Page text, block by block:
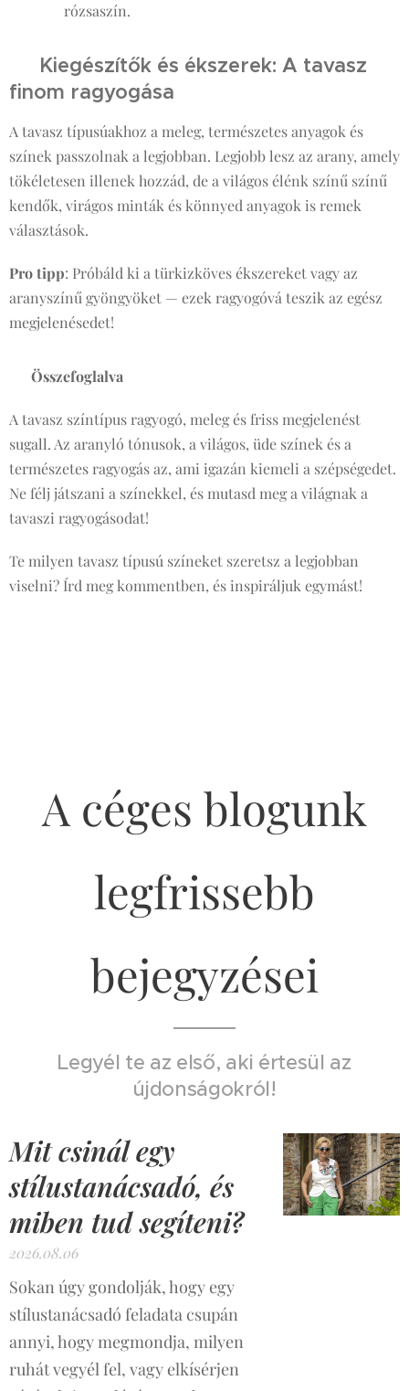
rózsaszín.
✨ Kiegészítők és ékszerek: A tavasz
finom ragyogása
A tavasz típusúakhoz a meleg, természetes anyagok és
színek passzolnak a legjobban. Legjobb lesz az arany, amely
tökéletesen illenek hozzád, de a világos élénk színű színű
kendők, virágos minták és könnyed anyagok is remek
választások.
Pro tipp: Próbáld ki a türkizköves ékszereket vagy az
aranyszínű gyöngyöket — ezek ragyogóvá teszik az egész
megjelenésedet!
Összefoglalva
A tavasz színtípus ragyogó, meleg és friss megjelenést
sugall. Az aranyló tónusok, a világos, üde színek és a
természetes ragyogás az, ami igazán kiemeli a szépségedet.
Ne félj játszani a színekkel, és mutasd meg a világnak a
tavaszi ragyogásodat!
Te milyen tavasz típusú színeket szeretsz a legjobban
viselni? Írd meg kommentben, és inspiráljuk egymást! 🌸
A céges blogunk
legfrissebb
bejegyzései
Legyél te az első, aki értesül az
újdonságokról!
Mit csinál egy
stílustanácsadó, és
miben tud segíteni?
2026.08.06
Sokan úgy gondolják, hogy egy
stílustanácsadó feladata csupán
annyi, hogy megmondja, milyen
ruhát vegyél fel, vagy elkísérjen